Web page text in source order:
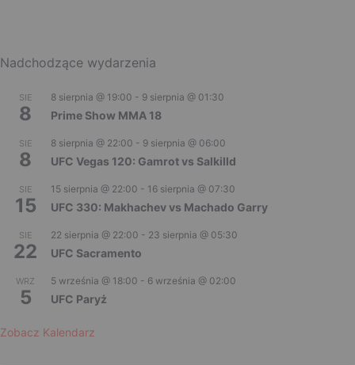
Nadchodzące wydarzenia
SIE
8
8 sierpnia @ 19:00 - 9 sierpnia @ 01:30
Prime Show MMA 18
SIE
8
8 sierpnia @ 22:00 - 9 sierpnia @ 06:00
UFC Vegas 120: Gamrot vs Salkilld
SIE
15
15 sierpnia @ 22:00 - 16 sierpnia @ 07:30
UFC 330: Makhachev vs Machado Garry
SIE
22
22 sierpnia @ 22:00 - 23 sierpnia @ 05:30
UFC Sacramento
WRZ
5
5 września @ 18:00 - 6 września @ 02:00
UFC Paryż
Zobacz Kalendarz